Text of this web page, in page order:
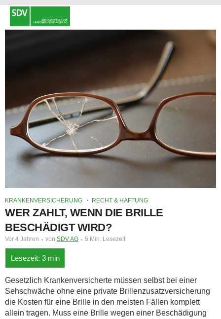
KRANKENVERSICHERUNG RECHT & HAFTUNG
WER ZAHLT, WENN DIE BRILLE
BESCHÄDIGT WIRD?
Vor 4 Jahren von SDV AG 5 Min. Lesezeit
Gesetzlich Krankenversicherte müssen selbst bei einer
Sehschwäche ohne eine private Brillenzusatzversicherung
die Kosten für eine Brille in den meisten Fällen komplett
allein tragen. Muss eine Brille wegen einer Beschädigung